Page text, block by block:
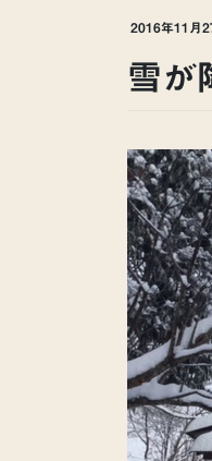
2016年11月
雪が